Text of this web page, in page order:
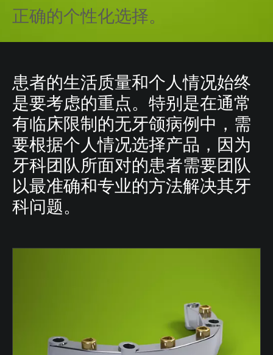
正确的个性化选择。
患者的生活质量和个人情况始终
是要考虑的重点。特别是在通常
有临床限制的无牙颌病例中，需
要根据个人情况选择产品，因为
牙科团队所面对的患者需要团队
以最准确和专业的方法解决其牙
科问题。